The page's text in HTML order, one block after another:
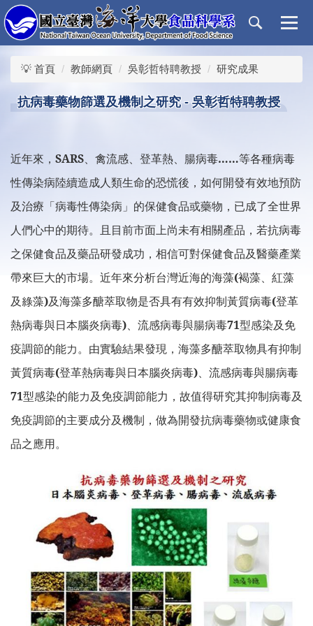
跳
到
主
要
💡 首頁 教師網頁 吳彰哲特聘教授 研究成果
抗病毒藥物篩選及機制之研究 - 吳彰哲特聘教授
近年來， SARS、禽流感、登革熱、腸病毒……等各種病毒
性傳染病陸續造成人類生命的恐慌後，如何開發有效地預防
及治療「病毒性傳染病」的保健食品或藥物，已成了全世界
人們心中的期待。且目前市面上尚未有相關產品，若抗病毒
之保健食品及藥品研發成功，相信可對保健食品及醫藥產業
帶來巨大的市場。近年來分析台灣近海的海藻(褐藻、紅藻
及綠藻)及海藻多醣萃取物是否具有有效抑制黃質病毒(登革
熱病毒與日本腦炎病毒)、流感病毒與腸病毒71型感染及免
疫調節的能力。由實驗結果發現，海藻多醣萃取物具有抑制
黃質病毒(登革熱病毒與日本腦炎病毒)、流感病毒與腸病毒
71型感染的能力及免疫調節能力，故值得研究其抑制病毒及
免疫調節的主要成分及機制，做為開發抗病毒藥物或健康食
品之應用。